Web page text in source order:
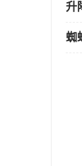
升
蜘